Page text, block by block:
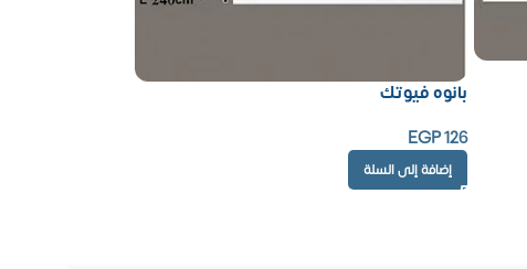
بانوه فيوتك
EGP126
إضافة إلى السلة